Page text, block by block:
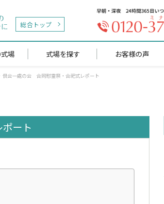
総合トップ
場 式場を探す お客様の声
倶会一處の会 合同慰霊祭・合祀式レポート
ート